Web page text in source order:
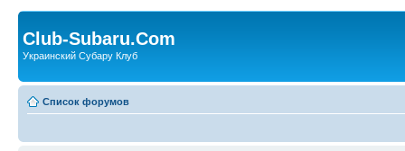
Club-Subaru.Com
Украинский Субару Клуб
Список форумов